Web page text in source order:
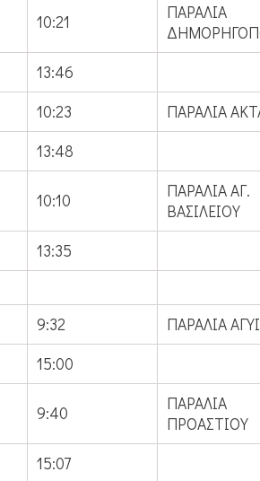
10:21
ΠΑΡΑΛΙΑ
13:46
10:23
ΠΑΡΑΛΙΑ
13:48
10:10
ΠΑΡΑΛΙΑ ΑΓ.
ΒΑΣΙΛΕΙΟΥ
13:35
9:32
ΠΑΡΑΛΙΑ
15:00
9:40
ΠΑΡΑΛΙΑ
ΠΡΟΑΣΤΙΟΥ
15:07